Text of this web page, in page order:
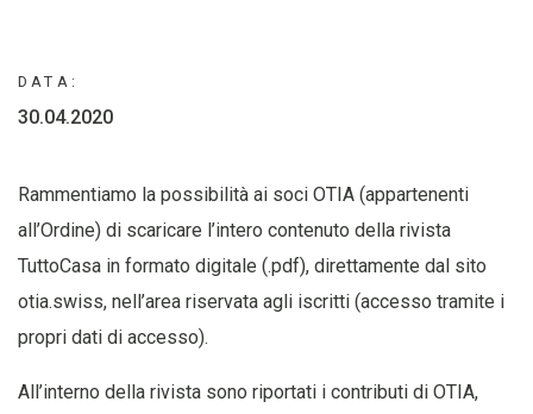
DATA:
30.04.2020
Rammentiamo la possibilità ai soci OTIA (appartenenti
all’Ordine) di scaricare l’intero contenuto della rivista
TuttoCasa in formato digitale (.pdf), direttamente dal sito
otia.swiss, nell’area riservata agli iscritti (accesso tramite i
propri dati di accesso).
All’interno della rivista sono riportati i contributi di OTIA,